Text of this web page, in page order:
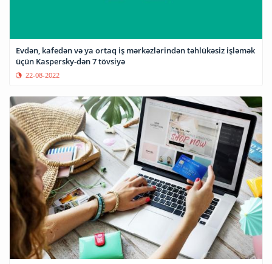
Evdən, kafedən və ya ortaq iş mərkəzlərindən təhlükəsiz işləmək
üçün Kaspersky-dən 7 tövsiyə
22-08-2022